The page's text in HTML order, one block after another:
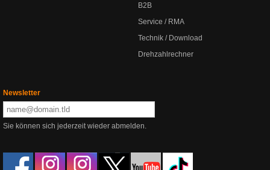
B2B
Service / RMA
Technik / Download
Drehzahlrechner
Newsletter
Sie können sich jederzeit wieder abmelden.